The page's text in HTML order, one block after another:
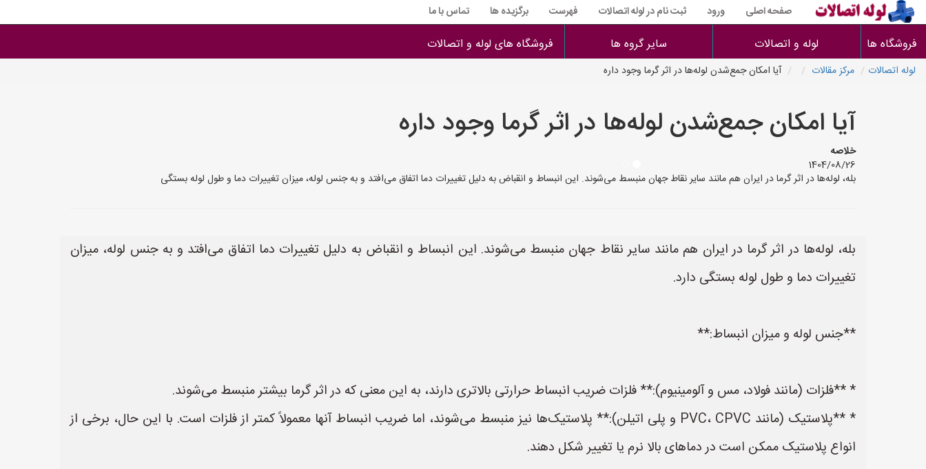
صفحه اصلی ورود ثبت نام در لوله اتصالات فهرست برگزیده ها تماس با ما
فروشگاه ها لوله و اتصالات سایر گروه ها فروشگاه های لوله و اتصالات
لوله اتصالات مرکز مقالات آیا امکان جمع‌شدن لوله‌ها در اثر گرما وجود داره
آیا امکان جمع‌شدن لوله‌ها در اثر گرما وجود داره
خلاصه
1404/08/26
بله، لوله‌ها در اثر گرما در ایران هم مانند سایر نقاط جهان منبسط می‌شوند. این انبساط و انقباض به دلیل تغییرات دما اتفاق می‌افتد و به جنس لوله، میزان تغییرات دما و طول لوله بستگی
بله، لوله‌ها در اثر گرما در ایران هم مانند سایر نقاط جهان منبسط می‌شوند. این انبساط و انقباض به دلیل تغییرات دما اتفاق می‌افتد و به جنس لوله، میزان
تغییرات دما و طول لوله بستگی دارد.
**جنس لوله و میزان انبساط:**
* **فلزات (مانند فولاد، مس و آلومینیوم):** فلزات ضریب انبساط حرارتی بالاتری دارند، به این معنی که در اثر گرما بیشتر منبسط می‌شوند.
* **پلاستیک (مانند PVC، CPVC و پلی اتیلن):** پلاستیک‌ها نیز منبسط می‌شوند، اما ضریب انبساط آنها معمولاً کمتر از فلزات است. با این حال، برخی از
انواع پلاستیک ممکن است در دماهای بالا نرم یا تغییر شکل دهند.